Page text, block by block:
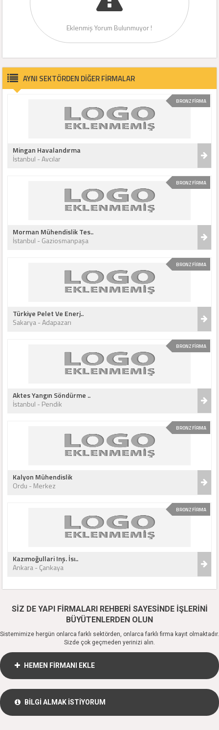
Eklenmiş Yorum Bulunmuyor !
AYNI SEKTÖRDEN DİĞER FİRMALAR
BRONZ FİRMA
Mingan Havalandırma
İstanbul - Avcılar
BRONZ FİRMA
Morman Mühendislik Tes..
İstanbul - Gaziosmanpaşa
BRONZ FİRMA
Türkiye Pelet Ve Enerj..
Sakarya - Adapazarı
BRONZ FİRMA
Aktes Yangın Söndürme ..
İstanbul - Pendik
BRONZ FİRMA
Kalyon Mühendislik
Ordu - Merkez
BRONZ FİRMA
Kazımoğullari Inş. İsı..
Ankara - Çankaya
SİZ DE YAPI FİRMALARI REHBERİ SAYESİNDE İŞLERİNİ
BÜYÜTENLERDEN OLUN
Sistemimize hergün onlarca farklı sektörden, onlarca farklı firma kayıt olmaktadır.
Sizde çok geçmeden yerinizi alın.
HEMEN FİRMANI EKLE
BİLGİ ALMAK İSTİYORUM